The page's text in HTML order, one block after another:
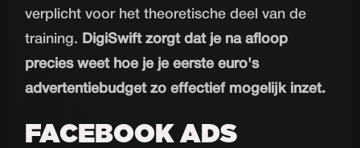
verplicht voor het theoretische deel van de
training.
DigiSwift zorgt dat je na afloop
precies weet hoe je je eerste euro's
advertentiebudget zo effectief mogelijk inzet.
FACEBOOK ADS